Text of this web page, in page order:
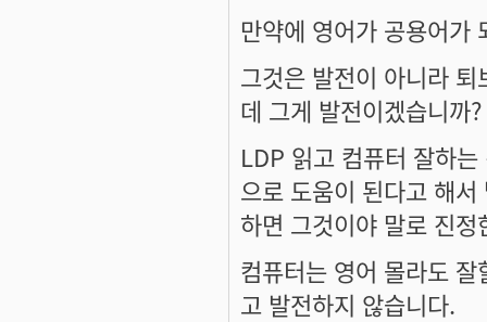
만약에 영어가 공용어가
그것은 발전이 아니라
데 그게 발전이겠습니까?
LDP 읽고 컴퓨터 잘하
으로 도움이 된다고 해
하면 그것이야 말로 진정
컴퓨터는 영어 몰라도
고 발전하지 않습니다.